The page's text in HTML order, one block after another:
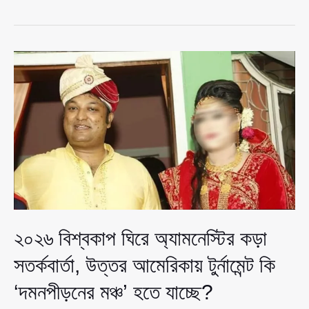
কড়া
সতর্কবার্তা,
উত্তর
আমেরিকায়
টুর্নামেন্ট
কি
‘দমনপীড়নের
মঞ্চ’
হতে
যাচ্ছে?
২০২৬ বিশ্বকাপ ঘিরে অ্যামনেস্টির কড়া
সতর্কবার্তা, উত্তর আমেরিকায় টুর্নামেন্ট কি
‘দমনপীড়নের মঞ্চ’ হতে যাচ্ছে?